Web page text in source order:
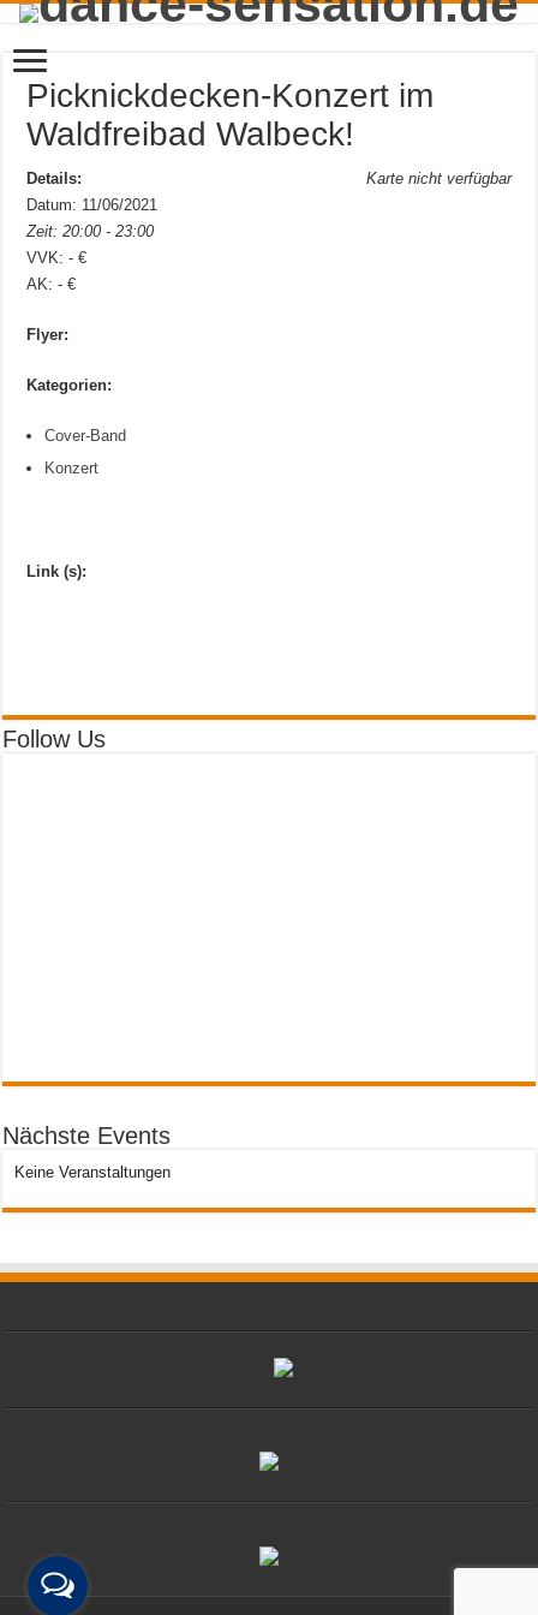
Picknickdecken-Konzert im
Waldfreibad Walbeck!
Karte nicht verfügbar
Details:
Datum: 11/06/2021
Zeit: 20:00 - 23:00
VVK: - €
AK: - €
Flyer:
Kategorien:
Cover-Band
Konzert
Link (s):
Follow Us
Nächste Events
Keine Veranstaltungen